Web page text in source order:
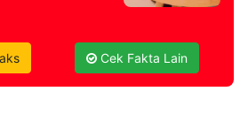
Cek Fakta Lain